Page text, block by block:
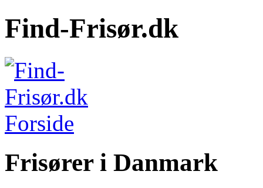
Find-Frisør.dk
Frisører i Danmark